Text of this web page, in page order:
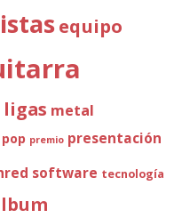
equipo
ligas metal
pop premio presentación
software tecnología